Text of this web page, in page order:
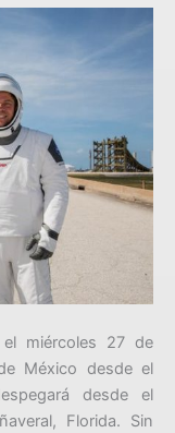
miércoles 27 de
México desde el
desde el
Florida. Sin